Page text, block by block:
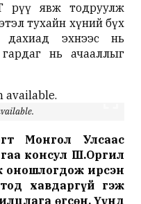
рүү явж тодруулж
тухайн хүний бүх
эхнээс нь
нь ачааллыг
Монгол Улсаас
консул Ш.Оргил
оношлогдож ирсэн
хавдаргүй гэж
өгсөн. Үүнд